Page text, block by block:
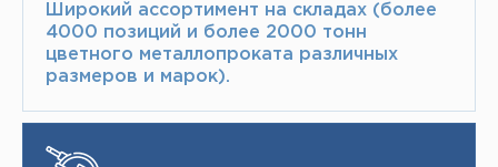
Широкий ассортимент на складах (более
4000 позиций и более 2000 тонн​
цветного металлопроката различных
размеров и марок).